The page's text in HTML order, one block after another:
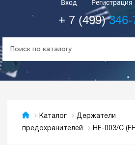
Вход Регистрация
+ 7 (499)346-
Каталог
Держатели
предохранителей
HF-003/C